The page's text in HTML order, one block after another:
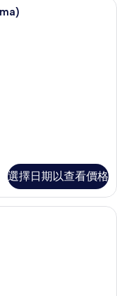
選擇日期以查看價格
2 張單人床 (Panorama) |